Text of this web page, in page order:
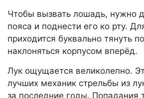
Чтобы вызвать лошадь, нужно
пояса и поднести его ко рту.
приходится буквально тянуть
наклоняться корпусом вперёд.
Лук ощущается великолепно.
лучших механик стрельбы из
за последние годы. Попадания